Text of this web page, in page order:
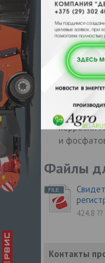
бактерий
появление
внешний
запахи,
коррозии
и
Файлы
424.8 ??
Контакты